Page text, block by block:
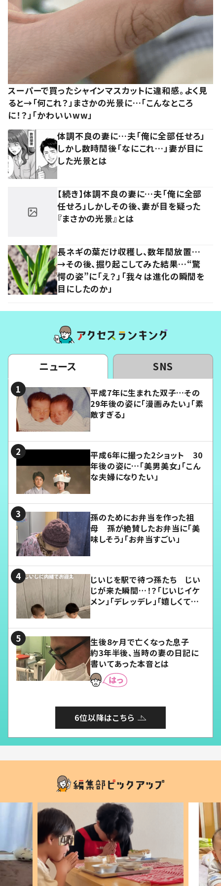
スーパーで買ったシャインマスカットに違和感。よく見
ると→「何これ？」まさかの光景に…「こんなところ
に！？」「かわいいww」
体調不良の妻に…夫「俺に全部任せろ」
しかし数時間後「なにこれ…」妻が目に
した光景とは
【続き】体調不良の妻に…夫「俺に全部
任せろ」しかしその後、妻が目を疑った
『まさかの光景』とは
長ネギの葉だけ収穫し、数年間放置…
→その後、掘り起こしてみた結果…“驚
愕の姿”に「え？」「我々は進化の瞬間を
目にしたのか」
ニュース SNS
平成7年に生まれた双子…その
29年後の姿に「漫画みたい」「素
敵すぎる」
平成6年に撮った2ショット 30
年後の姿に…「美男美女」「こん
な夫婦になりたい」
孫のためにお弁当を作った祖
母 孫が絶賛したお弁当に「美
味しそう」「お弁当すごい」
じいじを駅で待つ孫たち じい
じが来た瞬間…！？「じいじイケ
メン」「デレッデレ」「嬉しくて可
生後8ヶ月で亡くなった息子
約3年半後、当時の妻の日記に
書いてあった本音とは
6位以降はこちら